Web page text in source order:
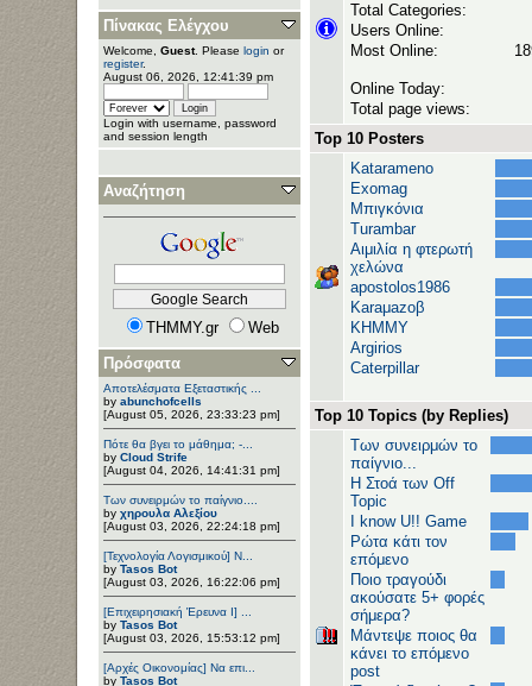
Πίνακας Ελέγχου
Welcome, Guest. Please login or
register.
August 06, 2026, 12:41:39 pm
Login with username, password
and session length
Αναζήτηση
THMMY.gr
Web
Πρόσφατα
Αποτελέσματα Εξεταστικής ...
by abunchofcells
[August 05, 2026, 23:33:23 pm]
Πότε θα βγει το μάθημα; -...
by Cloud Strife
[August 04, 2026, 14:41:31 pm]
Των συνειρμών το παίγνιο....
by χηρουλα Αλεξίου
[August 03, 2026, 22:24:18 pm]
[Τεχνολογία Λογισμικού] Ν...
by Tasos Bot
[August 03, 2026, 16:22:06 pm]
[Επιχειρησιακή Έρευνα Ι] ...
by Tasos Bot
[August 03, 2026, 15:53:12 pm]
[Αρχές Οικονομίας] Να επι...
by Tasos Bot
Total Categories:
Users Online:
Most Online:
Online Today:
Total page views:
Top 10 Posters
Katarameno
Exomag
Μπιγκόνια
Turambar
Αιμιλία η φτερωτή
χελώνα
apostolos1986
Karaμazoβ
ΚΗΜΜΥ
Argirios
Caterpillar
Top 10 Topics (by Replies)
Των συνειρμών το
παίγνιο...
H Στοά των Off
Topic
I know U!! Game
Ρώτα κάτι τον
επόμενο
Ποιο τραγούδι
ακούσατε 5+ φορές
σήμερα?
Μάντεψε ποιος θα
κάνει το επόμενο
post